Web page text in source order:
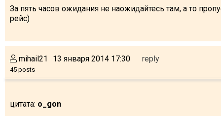
За пять часов ожидания не наожидайтесь там, а то
рейс)
mihail21
45 posts
13 января 2014 17:30 reply
цитата: o_gon